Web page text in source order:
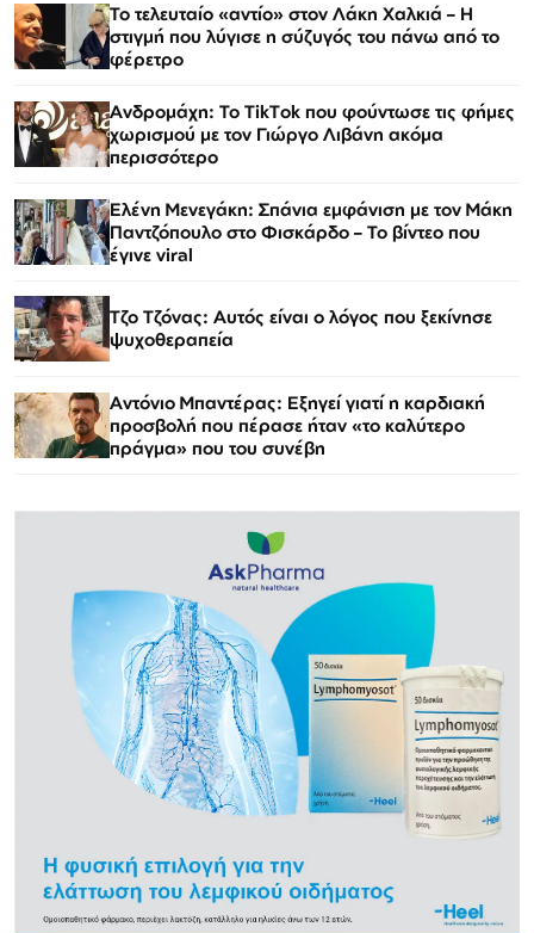
Το τελευταίο «αντίο» στον Λάκη Χαλκιά – Η
στιγμή που λύγισε η σύζυγός του πάνω από το
φέρετρο
Ανδρομάχη: Το TikTok που φούντωσε τις φήμες
χωρισμού με τον Γιώργο Λιβάνη ακόμα
περισσότερο
Ελένη Μενεγάκη: Σπάνια εμφάνιση με τον Μάκη
Παντζόπουλο στο Φισκάρδο – Το βίντεο που
έγινε viral
Τζο Τζόνας: Αυτός είναι ο λόγος που ξεκίνησε
ψυχοθεραπεία
Αντόνιο Μπαντέρας: Εξηγεί γιατί η καρδιακή
προσβολή που πέρασε ήταν «το καλύτερο
πράγμα» που του συνέβη